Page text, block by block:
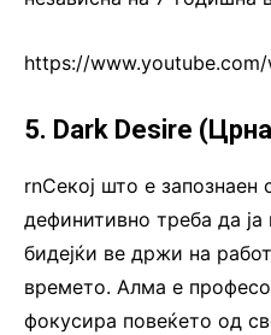
https://www.youtube.com/
5. Dark Desire
rnСекој што е
дефинитивно треба да ја
бидејќи ве држи на
времето. Алма е
фокусира повеќето од